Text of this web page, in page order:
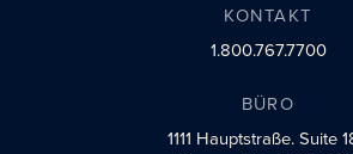
KONTAKT
1.800.767.7700
BÜRO
1111 Hauptstraße.Suite